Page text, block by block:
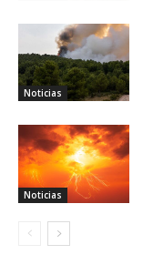
Noticias
Noticias